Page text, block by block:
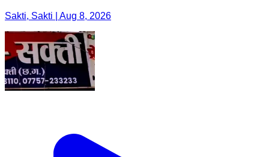
Sakti, Sakti | Aug 8, 2026